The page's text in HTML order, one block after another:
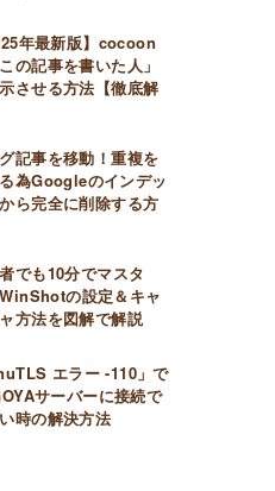
年最新版】cocoon
の記事を書いた人」
させる方法【徹底解
記事を移動！重複を
為Googleのインデッ
ら完全に削除する方
でも10分でマスタ
の設定＆キャ
方法を図解で解説
エラー -110」で
サーバーに接続で
時の解決方法